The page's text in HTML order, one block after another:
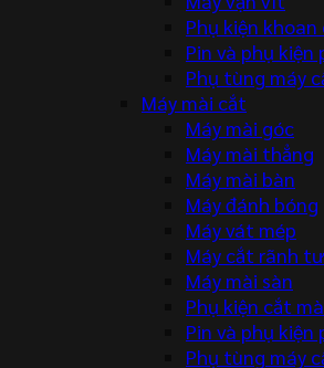
Phụ kiện khoan
Pin và phụ kiện
Phụ tùng máy
Máy mài cắt
Máy mài góc
Máy mài thẳng
Máy mài bàn
Máy đánh bóng
Máy vát mép
Máy cắt rãnh
Máy mài sàn
Phụ kiện cắt
Pin và phụ kiện
Phụ tùng máy